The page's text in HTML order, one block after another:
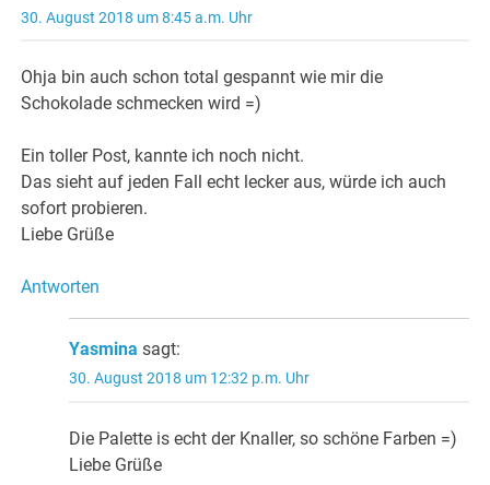
30. August 2018 um 8:45 a.m. Uhr
Ohja bin auch schon total gespannt wie mir die
Schokolade schmecken wird =)
Ein toller Post, kannte ich noch nicht.
Das sieht auf jeden Fall echt lecker aus, würde ich auch
sofort probieren.
Liebe Grüße
Antworten
Yasmina sagt:
30. August 2018 um 12:32 p.m. Uhr
Die Palette is echt der Knaller, so schöne Farben =)
Liebe Grüße